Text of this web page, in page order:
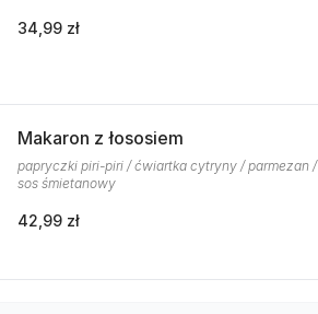
34,99 zł
Makaron z łososiem
papryczki piri-piri / ćwiartka cytryny / parmezan /
sos śmietanowy
42,99 zł